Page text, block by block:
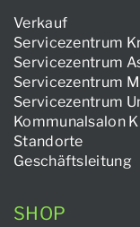
Verkauf
Servicezentrum
Servicezentrum
Servicezentrum
Servicezentrum
Kommunalsalon
Standorte
Geschäftsleitung
SHOP